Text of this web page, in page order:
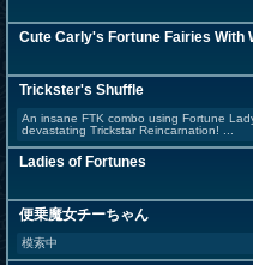
Cute Carly's Fortune Fairies With
Trickster's Shuffle
An insane FTK combo using Fortune
devastating Trickstar Reincarnation! ...
Ladies of Fortunes
便乗魔女チーちゃん
模索中